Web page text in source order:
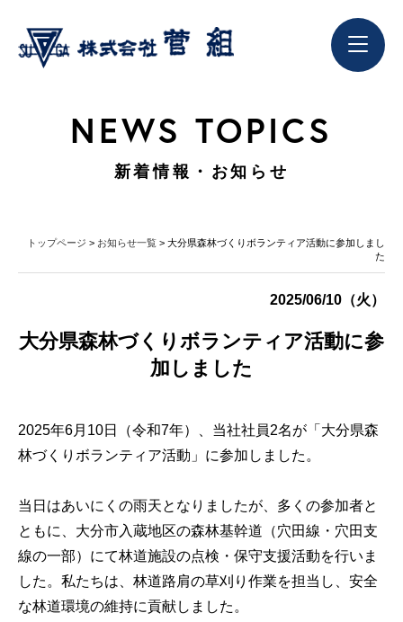
NEWS TOPICS
新着情報・お知らせ
トップページ > お知らせ一覧 > 大分県森林づくりボランティア活動に参加しまし
た
2025/06/10（火）
大分県森林づくりボランティア活動に参
加しました
2025年6月10日（令和7年）、当社社員2名が「大分県森
林づくりボランティア活動」に参加しました。
当日はあいにくの雨天となりましたが、多くの参加者と
ともに、大分市入蔵地区の森林基幹道（穴田線・穴田支
線の一部）にて林道施設の点検・保守支援活動を行いま
した。私たちは、林道路肩の草刈り作業を担当し、安全
な林道環境の維持に貢献しました。